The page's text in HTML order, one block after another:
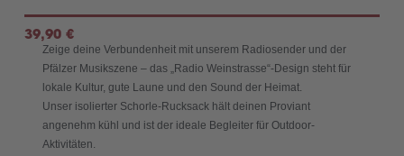
39,90 €
Zeige deine Verbundenheit mit unserem Radiosender und der
Pfälzer Musikszene – das „Radio Weinstrasse“-Design steht für
lokale Kultur, gute Laune und den Sound der Heimat.
Unser isolierter Schorle-Rucksack hält deinen Proviant
angenehm kühl und ist der ideale Begleiter für Outdoor-
Aktivitäten.